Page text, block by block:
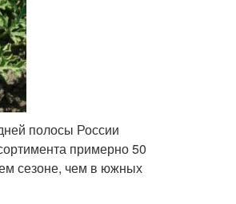
полосы России
примерно 50
сезоне, чем в южных